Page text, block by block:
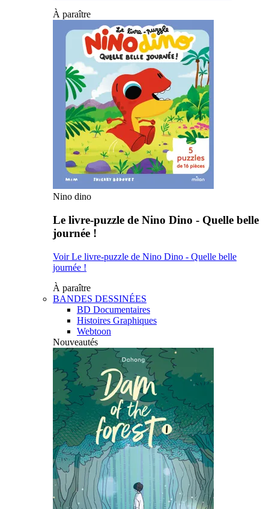
À paraître
Nino dino
Le livre-puzzle de Nino Dino - Quelle belle
journée !
Voir Le livre-puzzle de Nino Dino - Quelle belle
journée !
À paraître
BANDES DESSINÉES
BD Documentaires
Histoires Graphiques
Webtoon
Nouveautés